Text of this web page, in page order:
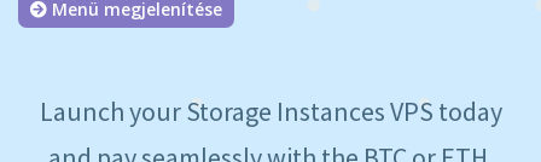
Menü megjelenítése
Launch your Storage Instances VPS today